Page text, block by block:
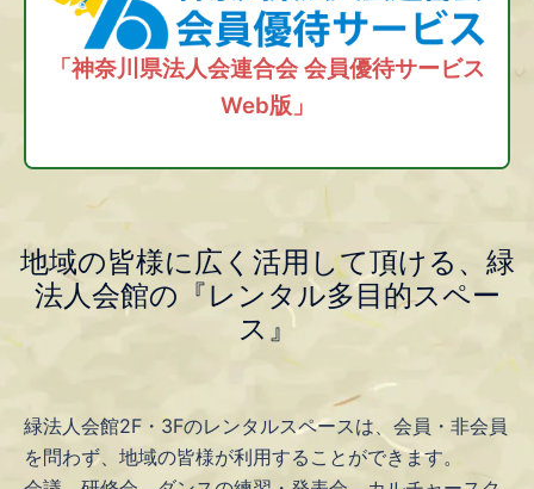
「神奈川県法人会連合会 会員優待サービス
Web版」
地域の皆様に広く活用して頂ける、緑
法人会館の『レンタル多目的スペー
ス』
緑法人会館2F・3Fのレンタルスペースは、会員・非会員
を問わず、地域の皆様が利用することができます。